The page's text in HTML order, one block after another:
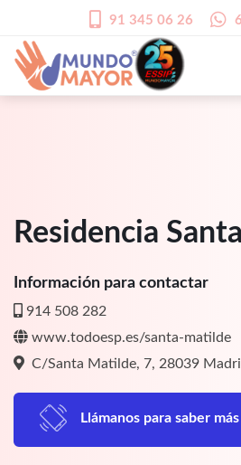
91 345 06 26
Residencia
Información para contactar
914 508 282
www.todoesp.es/santa-matilde
C/Santa Matilde, 7, 28039
Llámanos para saber más